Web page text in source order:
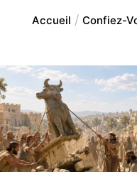
Accueil Confiez-